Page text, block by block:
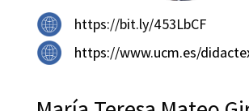
https://bit.ly/453LbCF
https://www.ucm.es/